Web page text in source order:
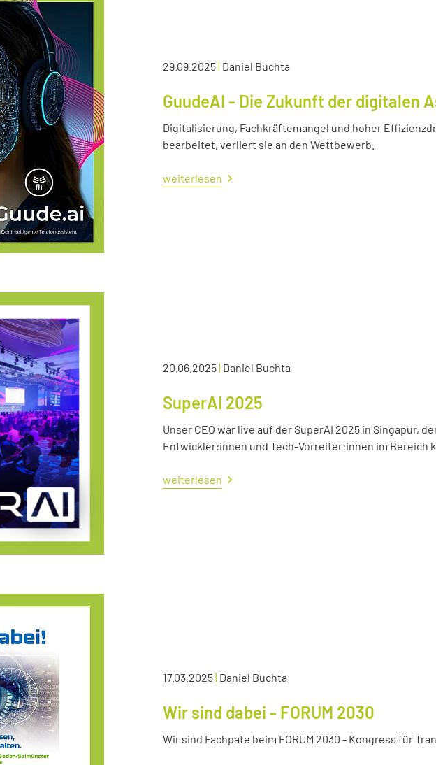
29.09.2025| Daniel Buchta
GuudeAI - Die Zukunft der digitalen
Digitalisierung, Fachkräftemangel und hoher
bearbeitet, verliert sie an den Wettbewerb.
weiterlesen
20.06.2025| Daniel Buchta
SuperAI 2025
Unser CEO war live auf der SuperAI 2025 in Singapur,
Entwickler:innen und Tech-Vorreiter:innen im Bereich
weiterlesen
17.03.2025| Daniel Buchta
Wir sind dabei - FORUM 2030
Wir sind Fachpate beim FORUM 2030 - Kongress für